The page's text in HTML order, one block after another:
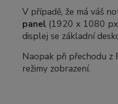
V případě, že má váš
panel(1920 x 1080
displej se základní
Naopak při přechodu
režimy zobrazení.